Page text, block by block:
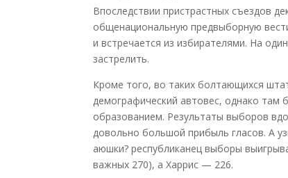
Впоследствии пристрастных съездов
общенациональную предвыборную
и встречается из избирателями. На
застрелить.
Кроме того, во таких болтающихся
демографический автовес, однако там
образованием. Результаты выборов
довольно большой прибыль гласов. А
аюшки? республиканец выборы
важных 270), а Харрис — 226.